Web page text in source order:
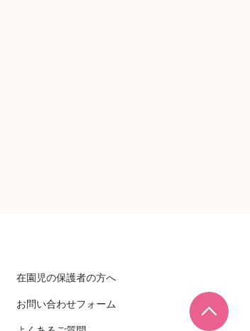
ページ
在園児の保護者の方へ
お問い合わせフォーム